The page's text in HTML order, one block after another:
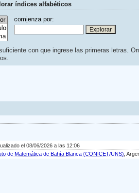
índices alfabéticos
comienza por:
con que ingrese las primeras letras.
el 08/06/2026 a las 12:06
de Matemática de Bahía Blanca (CONICET/UNS) ,